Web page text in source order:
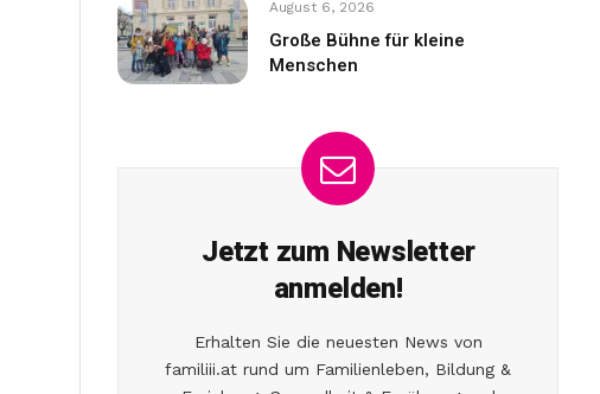
August 6, 2026
Große Bühne für kleine
Menschen
Jetzt zum Newsletter
anmelden!
Erhalten Sie die neuesten News von
familiii.at rund um Familienleben, Bildung &